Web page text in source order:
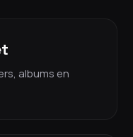
albums en